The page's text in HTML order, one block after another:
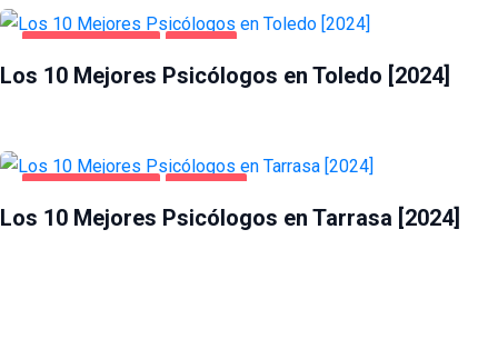
SALUD Y BELLEZA TOLEDO
Los 10 Mejores Psicólogos en Toledo [2024]
SALUD Y BELLEZA TARRASA
Los 10 Mejores Psicólogos en Tarrasa [2024]